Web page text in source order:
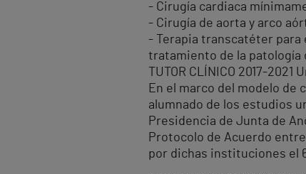
- Cirugía cardiaca
- Cirugía de aorta y arco
- Terapia transcatéter para
tratamiento de la patología
TUTOR CLÍNICO 2017-
En el marco del modelo
alumnado de los estudios
Presidencia de Junta de
Protocolo de Acuerdo
por dichas instituciones el